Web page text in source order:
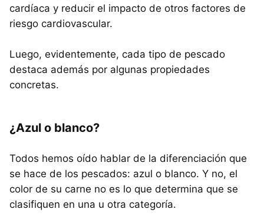
cardíaca y reducir el impacto de otros factores de
riesgo cardiovascular.
Luego, evidentemente, cada tipo de pescado
destaca además por algunas propiedades
concretas.
¿Azul o blanco?
Todos hemos oído hablar de la diferenciación que
se hace de los pescados: azul o blanco. Y no, el
color de su carne no es lo que determina que se
clasifiquen en una u otra categoría.